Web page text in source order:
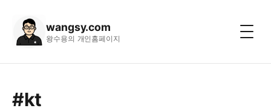
wangsy.com
왕수용의 개인홈페이지
#kt